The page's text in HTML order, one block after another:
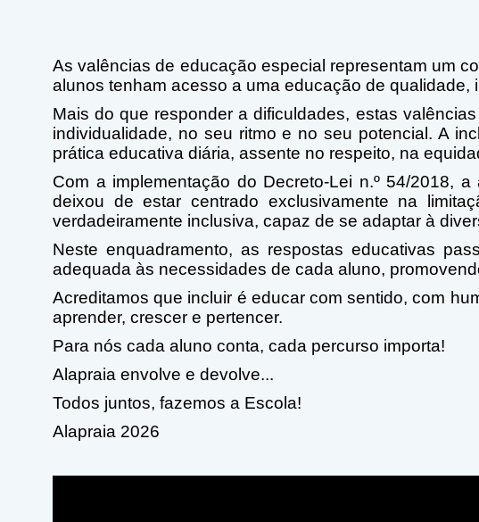
As valências de educação especial representam um
alunos tenham acesso a uma educação de
Mais do que responder a dificuldades, estas
individualidade, no seu ritmo e no seu potencial. A
prática educativa diária, assente no respeito, na
Com a implementação do Decreto-Lei n.º 54/2018,
deixou de estar centrado exclusivamente na
verdadeiramente inclusiva, capaz de se adaptar à
Neste enquadramento, as respostas educativas
adequada às necessidades de cada aluno,
Acreditamos que incluir é educar com sentido, com
aprender, crescer e pertencer.
Para nós cada aluno conta, cada percurso importa!
Alapraia envolve e devolve...
Todos juntos, fazemos a Escola!
Alapraia 2026